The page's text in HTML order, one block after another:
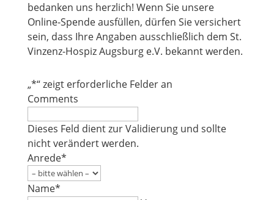
bedanken uns herzlich! Wenn Sie unsere
Online-Spende ausfüllen, dürfen Sie versichert
sein, dass Ihre Angaben ausschließlich dem St.
Vinzenz-Hospiz Augsburg e.V. bekannt werden.
„*“ zeigt erforderliche Felder an
Comments
Dieses Feld dient zur Validierung und sollte
nicht verändert werden.
Anrede*
Name*